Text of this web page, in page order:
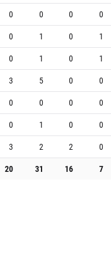
0 0 0
0
0 1 0
1
0 1 0
1
3 5 0
0
0 0 0
0
0 1 0
0
3 2 2
0
20 31 16 7